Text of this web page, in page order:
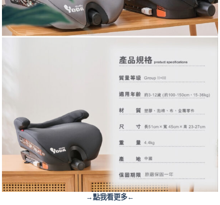
→點我看更多←